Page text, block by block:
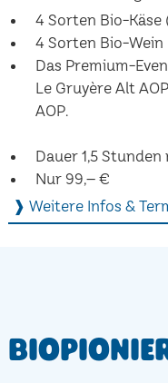
4 Sorten Bio-Käse
4 Sorten Bio-Wein
Das Premium-
Le Gruyère Alt
AOP.
Dauer 1,5
Nur 99,– €
❱ Weitere Infos &